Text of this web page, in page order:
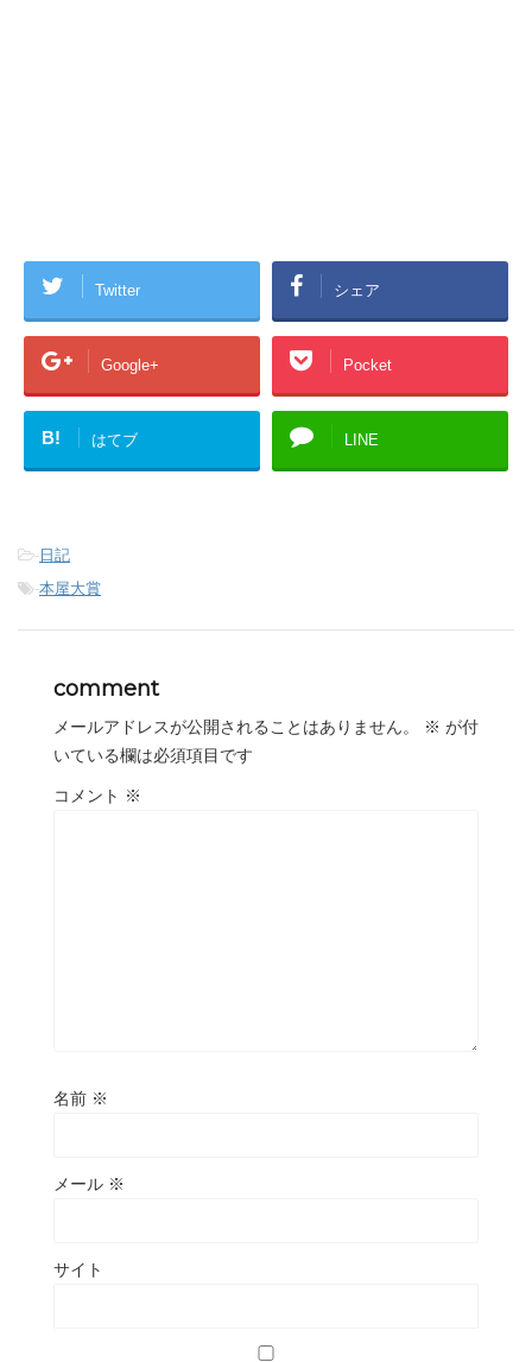
Twitter シェア
Google+ Pocket
B! はてブ LINE
- 日記
-本屋大賞
comment
メールアドレスが公開されることはありません。 ※ が付
いている欄は必須項目です
コメント ※
名前 ※
メール ※
サイト